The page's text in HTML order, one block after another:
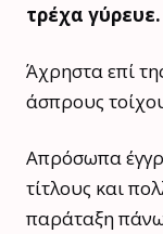
τρέχα γύρευε.
Άχρηστα επί
άσπρους
Απρόσωπα
τίτλους και
παράταξη